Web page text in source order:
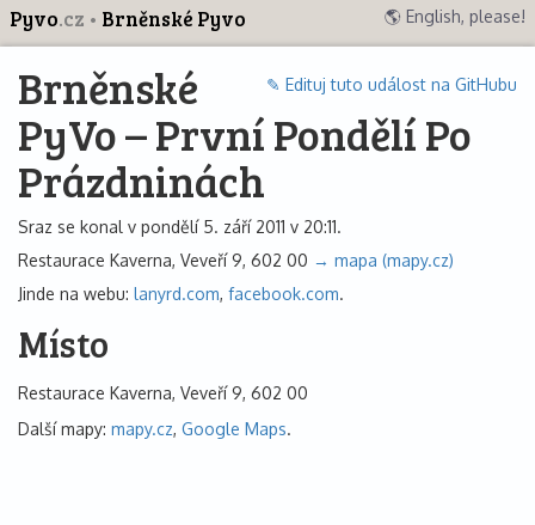
Pyvo.cz Brněnské Pyvo 🌎 English, please!
✎ Edituj tuto událost na GitHubu
Brněnské
PyVo – První Pondělí Po
Prázdninách
Sraz se konal v pondělí 5. září 2011 v 20:11.
Restaurace Kaverna, Veveří 9, 602 00 → mapa (mapy.cz)
Jinde na webu: lanyrd.com, facebook.com.
Místo
Restaurace Kaverna, Veveří 9, 602 00
Další mapy: mapy.cz, Google Maps.